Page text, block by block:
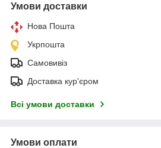
Умови доставки
Нова Пошта
Укрпошта
Самовивіз
Доставка кур'єром
Всі умови доставки
Умови оплати